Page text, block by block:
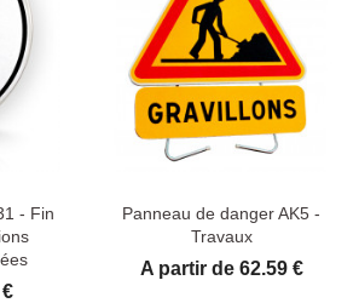
- Fin
Panneau de danger AK5 -
Travaux
Prix
A partir de 62.59 €